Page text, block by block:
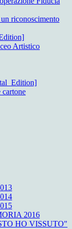
riconoscimento
Artistico
2016
HO VISSUTO"